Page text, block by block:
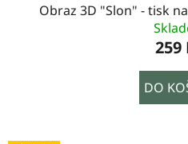
Obraz 3D "Slon" - tisk
259
DO